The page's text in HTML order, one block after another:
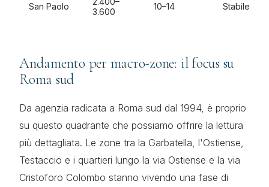
San Paolo
3.600
10–14 Stabile
Andamento per macro-zone: il focus su
Roma sud
Da agenzia radicata a Roma sud dal 1994, è proprio
su questo quadrante che possiamo offrire la lettura
più dettagliata. Le zone tra la Garbatella, l'Ostiense,
Testaccio e i quartieri lungo la via Ostiense e la via
Cristoforo Colombo stanno vivendo una fase di